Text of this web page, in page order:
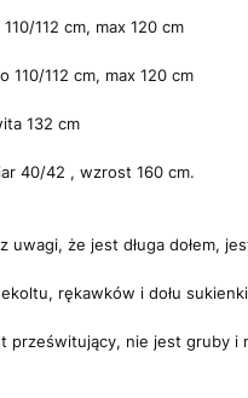
112 cm, max 120 cm
110/112 cm, max 120 cm
132 cm
40/42 , wzrost 160 cm.
uwagi, że jest długa dołem,
rękawków i dołu
prześwitujący, nie jest gruby i